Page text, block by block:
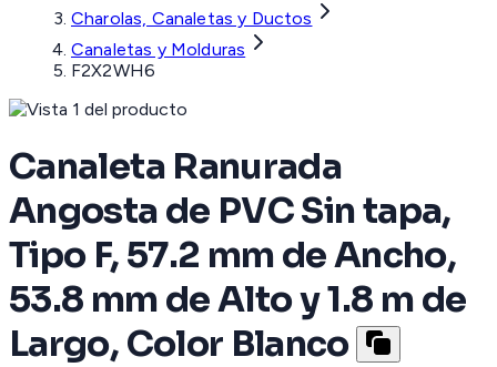
Charolas, Canaletas y Ductos
Canaletas y Molduras
F2X2WH6
Canaleta Ranurada
Angosta de PVC Sin tapa,
Tipo F, 57.2 mm de Ancho,
53.8 mm de Alto y 1.8 m de
Largo, Color Blanco